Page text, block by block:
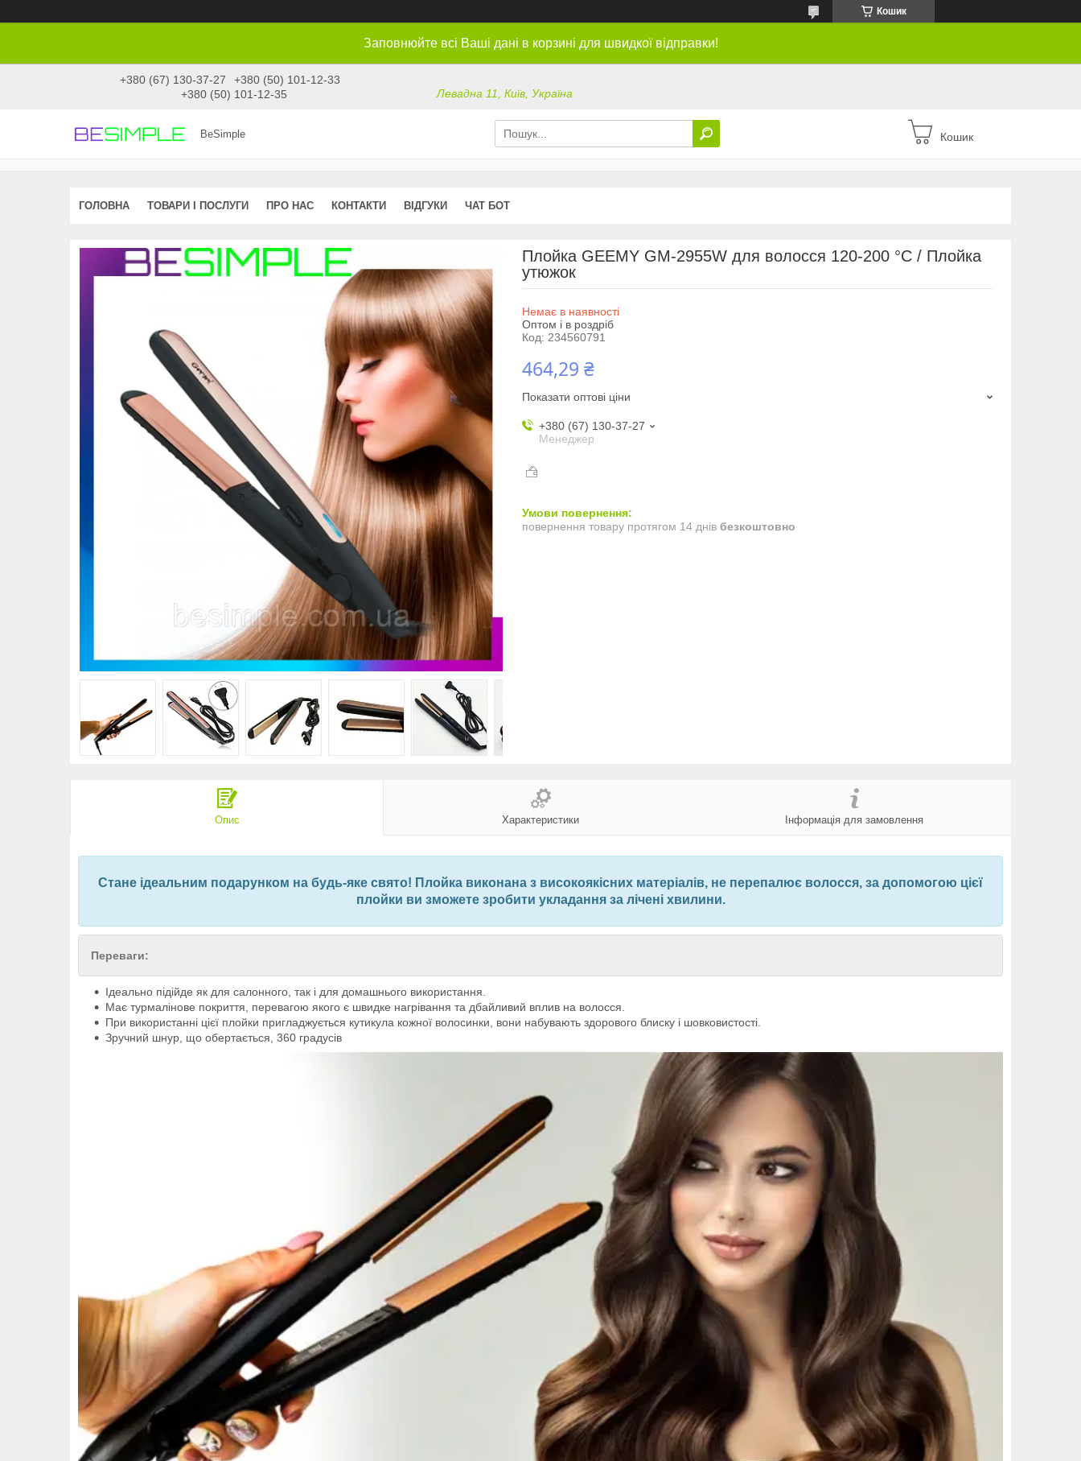
Кошик
Заповнюйте всі Ваші дані в корзині для швидкої відправки!
+380 (67) 130-37-27
+380 (50) 101-12-33
+380 (50) 101-12-35
Левадна 11, Київ, Україна
BeSimple Кошик
ГОЛОВНА ТОВАРИ І ПОСЛУГИ ПРО НАС КОНТАКТИ ВІДГУКИ ЧАТ БОТ
Плойка GEEMY GM-2955W для волосся 120-200 °С / Плойка
утюжок
Немає в наявності
Оптом і в роздріб
Код: 234560791
464,29 ₴
Показати оптові ціни
+380 (67) 130-37-27
Менеджер
повернення товару протягом 14 днів безкоштовно
Опис Характеристики Інформація для замовлення
Стане ідеальним подарунком на будь-яке свято! Плойка виконана з високоякісних матеріалів, не перепалює волосся, за допомогою цієї
плойки ви зможете зробити укладання за лічені хвилини.
Переваги:
Ідеально підійде як для салонного, так і для домашнього використання.
Має турмалінове покриття, перевагою якого є швидке нагрівання та дбайливий вплив на волосся.
При використанні цієї плойки пригладжується кутикула кожної волосинки, вони набувають здорового блиску і шовковистості.
Зручний шнур, що обертається, 360 градусів